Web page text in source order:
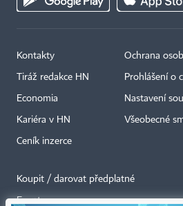
Kontakty
Tiráž redakce HN
Economia
Kariéra v HN
Ceník inzerce
Ochrana
Prohlášení o
Nastavení
Všeobecné
Koupit / darovat předplatné
Eventy